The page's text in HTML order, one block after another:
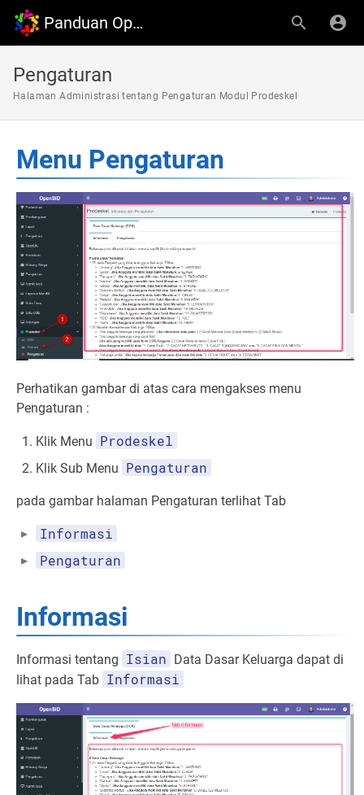
Panduan OpenDesa
Pengaturan
Halaman Administrasi tentang Pengaturan Modul Prodeskel
Menu Pengaturan
Perhatikan gambar di atas cara mengakses menu
Pengaturan :
Klik Menu Prodeskel
Klik Sub Menu Pengaturan
pada gambar halaman Pengaturan terlihat Tab
Informasi
Pengaturan
Informasi
Informasi tentang Isian Data Dasar Keluarga dapat di
lihat pada Tab Informasi